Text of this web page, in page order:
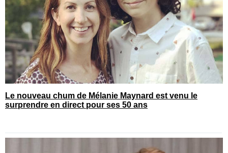
Le nouveau chum de Mélanie Maynard est venu le
surprendre en direct pour ses 50 ans